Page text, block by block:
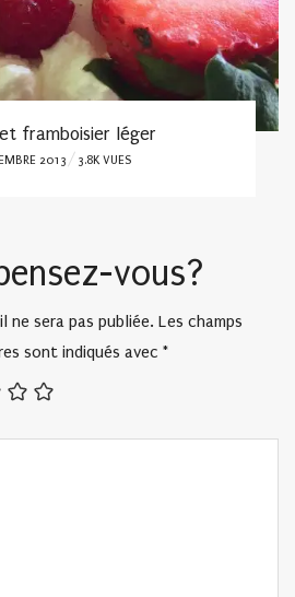
à la morue
2020 3.8K VUES
vous?
ne sera pas publiée. Les champs
sont indiqués avec *